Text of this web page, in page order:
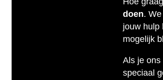
doen.
jouw hulp
mogelijk
Als je ons
speciaal